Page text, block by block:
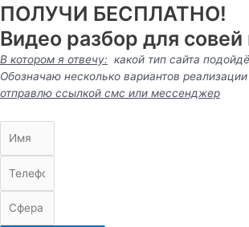
ПОЛУЧИ БЕСПЛАТНО!
Видео разбор для
В котором я отвечу: какой тип сайта
Обозначаю несколько вариантов
отправлю ссылкой смс или мессенджер